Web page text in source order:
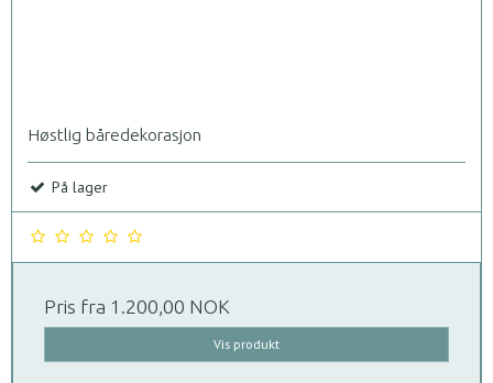
Høstlig båredekorasjon
På lager
Pris fra 1.200,00 NOK
Vis produkt